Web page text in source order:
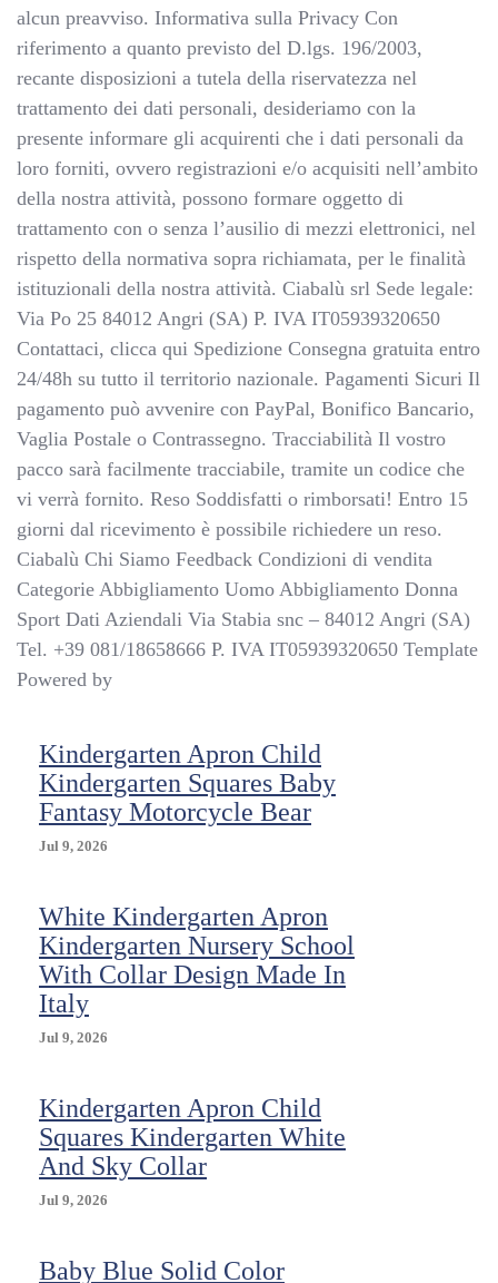
alcun preavviso. Informativa sulla Privacy Con
riferimento a quanto previsto del D.lgs. 196/2003,
recante disposizioni a tutela della riservatezza nel
trattamento dei dati personali, desideriamo con la
presente informare gli acquirenti che i dati personali da
loro forniti, ovvero registrazioni e/o acquisiti nell’ambito
della nostra attività, possono formare oggetto di
trattamento con o senza l’ausilio di mezzi elettronici, nel
rispetto della normativa sopra richiamata, per le finalità
istituzionali della nostra attività. Ciabalù srl Sede legale:
Via Po 25 84012 Angri (SA) P. IVA IT05939320650
Contattaci, clicca qui Spedizione Consegna gratuita entro
24/48h su tutto il territorio nazionale. Pagamenti Sicuri Il
pagamento può avvenire con PayPal, Bonifico Bancario,
Vaglia Postale o Contrassegno. Tracciabilità Il vostro
pacco sarà facilmente tracciabile, tramite un codice che
vi verrà fornito. Reso Soddisfatti o rimborsati! Entro 15
giorni dal ricevimento è possibile richiedere un reso.
Ciabalù Chi Siamo Feedback Condizioni di vendita
Categorie Abbigliamento Uomo Abbigliamento Donna
Sport Dati Aziendali Via Stabia snc – 84012 Angri (SA)
Tel. +39 081/18658666 P. IVA IT05939320650 Template
Powered by
Kindergarten Apron Child
Kindergarten Squares Baby
Fantasy Motorcycle Bear
Jul 9, 2026
White Kindergarten Apron
Kindergarten Nursery School
With Collar Design Made In
Italy
Jul 9, 2026
Kindergarten Apron Child
Squares Kindergarten White
And Sky Collar
Jul 9, 2026
Baby Blue Solid Color